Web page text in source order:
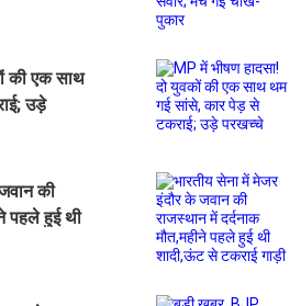
की एक साथ
उड़े
की
पहले हुई थी